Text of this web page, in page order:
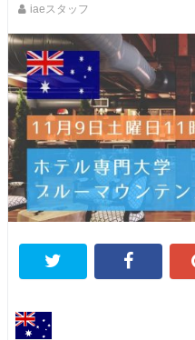
iaeスタッフ